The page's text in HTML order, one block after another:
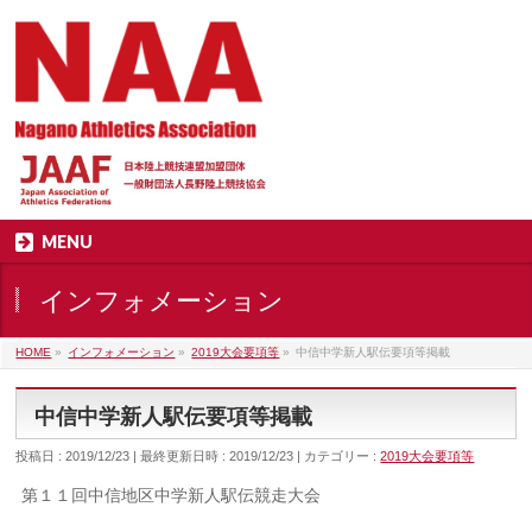
MENU
インフォメーション
HOME » インフォメーション » 2019大会要項等 » 中信中学新人駅伝要項等掲載
中信中学新人駅伝要項等掲載
投稿日 : 2019/12/23 最終更新日時 : 2019/12/23 カテゴリー :2019大会要項等
第１１回中信地区中学新人駅伝競走大会